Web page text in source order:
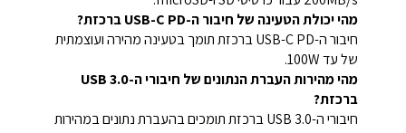
מהי יכולת הטעינה של חיבור ה-USB-C PD ברכזת?
חיבור ה-USB-C PD ברכזת תומך בטעינה מהירה ועוצמתית
של עד 100W.
מהי מהירות העברת הנתונים של חיבורי ה-USB 3.0
ברכזת?
חיבורי ה-USB 3.0 ברכזת תומכים בהעברת נתונים במהירות